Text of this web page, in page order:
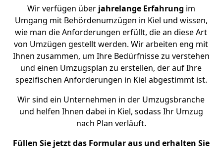
Wir verfügen über jahrelange Erfahrung im
Umgang mit Behördenumzügen in Kiel und wissen,
wie man die Anforderungen erfüllt, die an diese Art
von Umzügen gestellt werden. Wir arbeiten eng mit
Ihnen zusammen, um Ihre Bedürfnisse zu verstehen
und einen Umzugsplan zu erstellen, der auf Ihre
spezifischen Anforderungen in Kiel abgestimmt ist.
Wir sind ein Unternehmen in der Umzugsbranche
und helfen Ihnen dabei in Kiel, sodass Ihr Umzug
nach Plan verläuft.
Füllen Sie jetzt das Formular aus und erhalten Sie